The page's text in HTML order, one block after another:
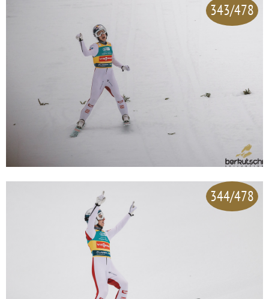
343/478
344/478